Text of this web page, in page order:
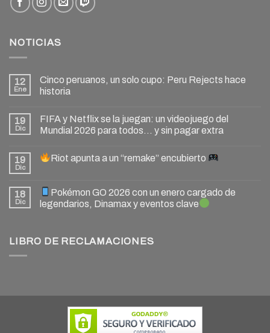
NOTICIAS
12
Ene
Cinco peruanos, un solo cupo: Peru Rejects hace
historia
19
Dic
FIFA y Netflix se la juegan: un videojuego del
Mundial 2026 para todos… y sin pagar extra
19
Dic
Riot apunta a un “remake” encubierto
18
Dic
Pokémon GO 2026 con un enero cargado de
legendarios, Dinamax y eventos clave
LIBRO DE RECLAMACIONES